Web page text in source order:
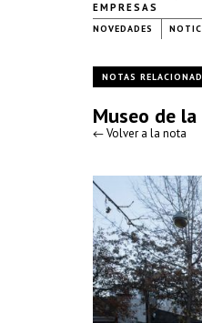
EMPRESAS
NOVEDADES
NOTAS
Museo de
← Volver a la nota